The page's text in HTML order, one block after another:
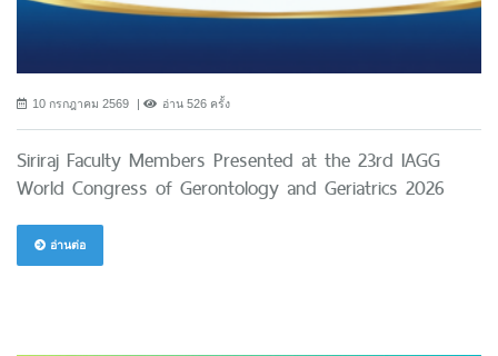
10 กรกฎาคม 2569 อ่าน 526 ครั้ง
Siriraj Faculty Members Presented at the 23rd IAGG
World Congress of Gerontology and Geriatrics 2026
อ่านต่อ